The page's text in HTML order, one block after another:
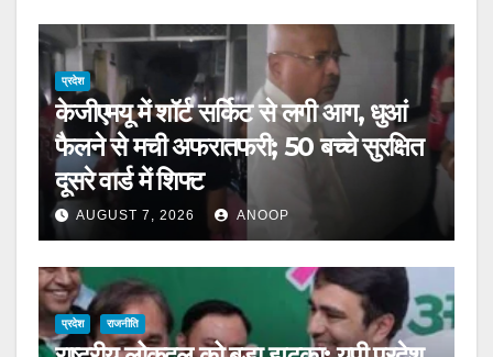
प्रदेश
केजीएमयू में शॉर्ट सर्किट से लगी आग, धुआं
फैलने से मची अफरातफरी; 50 बच्चे सुरक्षित
दूसरे वार्ड में शिफ्ट
AUGUST 7, 2026 ANOOP
प्रदेश राजनीति